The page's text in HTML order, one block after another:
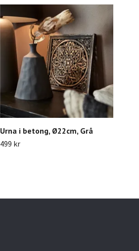
Urna i betong, Ø22cm, Grå
499 kr